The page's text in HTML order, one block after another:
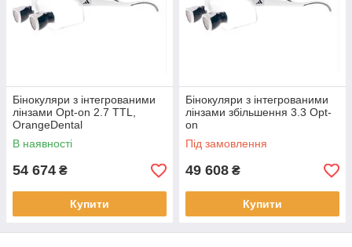
Бінокуляри з інтегрованими
лінзами Opt-on 2.7 TTL,
OrangeDental
В наявності
54 674 ₴
Купити
Бінокуляри з інтегрованими
лінзами збільшення 3.3 Opt-
on
Під замовлення
49 608 ₴
Купити